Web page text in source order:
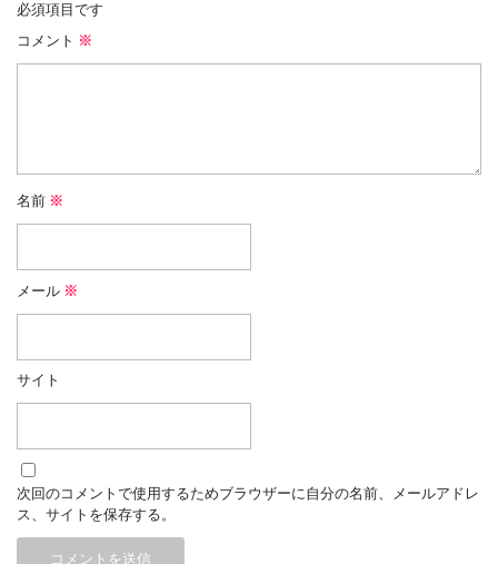
必須項目です
コメント ※
名前 ※
メール ※
サイト
次回のコメントで使用するためブラウザーに自分の名前、メールアドレ
ス、サイトを保存する。